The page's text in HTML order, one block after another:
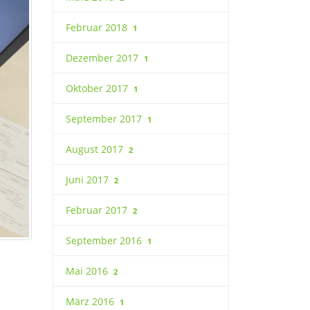
Februar 2018 1
Dezember 2017 1
Oktober 2017 1
September 2017 1
August 2017 2
Juni 2017 2
Februar 2017 2
September 2016 1
Mai 2016 2
März 2016 1